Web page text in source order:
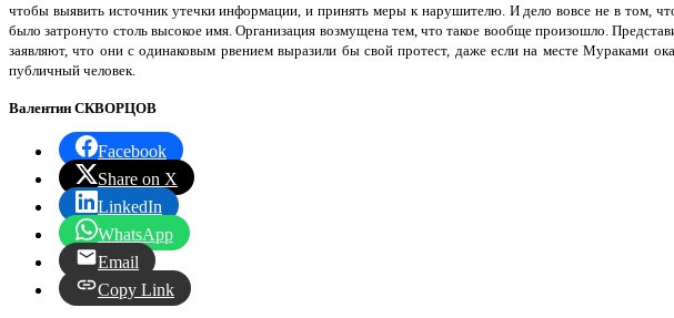
чтобы выявить источник утечки информации, и принять меры к нарушителю. И дело вовсе не в том,
было затронуто столь высокое имя. Организация возмущена тем, что такое вообще произошло.
заявляют, что они с одинаковым рвением выразили бы свой протест, даже если на месте Мураками
публичный человек.
Валентин СКВОРЦОВ
Facebook
Share on X
LinkedIn
WhatsApp
Email
Copy Link